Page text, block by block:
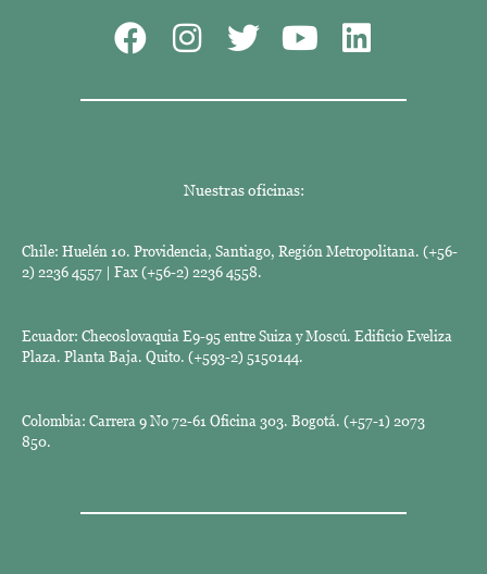
Nuestras oficinas:
Chile: Huelén 10. Providencia, Santiago, Región Metropolitana. (+56-
2) 2236 4557 | Fax (+56-2) 2236 4558.
Ecuador: Checoslovaquia E9-95 entre Suiza y Moscú. Edificio Eveliza
Plaza. Planta Baja. Quito. (+593-2) 5150144.
Colombia: Carrera 9 No 72-61 Oficina 303. Bogotá. (+57-1) 2073
850.